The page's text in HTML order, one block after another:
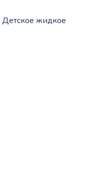
Детское жидкое